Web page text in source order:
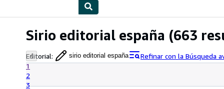
Sirio editorial españa (663
Editorial: sirio editorial españa
Refinar con la Búsqueda
1
2
3